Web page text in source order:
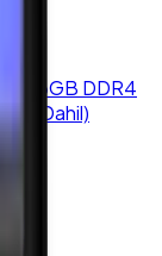
16GB DDR4
Dahil)